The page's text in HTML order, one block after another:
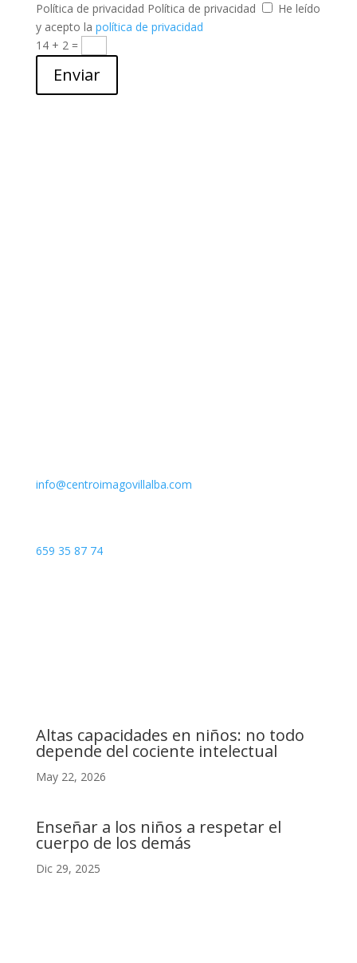
Política de privacidad Política de privacidad
He leído
y acepto la política de privacidad
14 + 2=
Enviar
info@centroimagovillalba.com
659 35 87 74
Altas capacidades en niños: no todo
depende del cociente intelectual
May 22, 2026
Enseñar a los niños a respetar el
cuerpo de los demás
Dic 29, 2025